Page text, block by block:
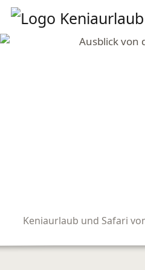
Keniaurlaub und Safari